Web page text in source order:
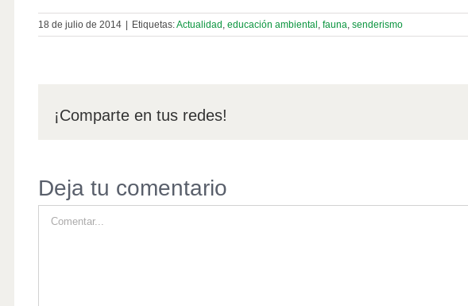
18 de julio de 2014 Etiquetas:Actualidad , educación ambiental , fauna, senderismo
¡Comparte en tus redes!
Deja tu comentario